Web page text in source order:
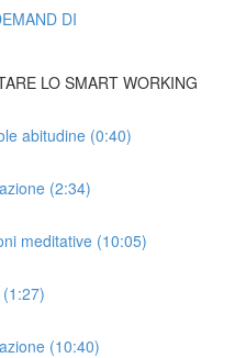
DI
LO SMART WORKING
abitudine (0:40)
(2:34)
meditative (10:05)
(10:40)